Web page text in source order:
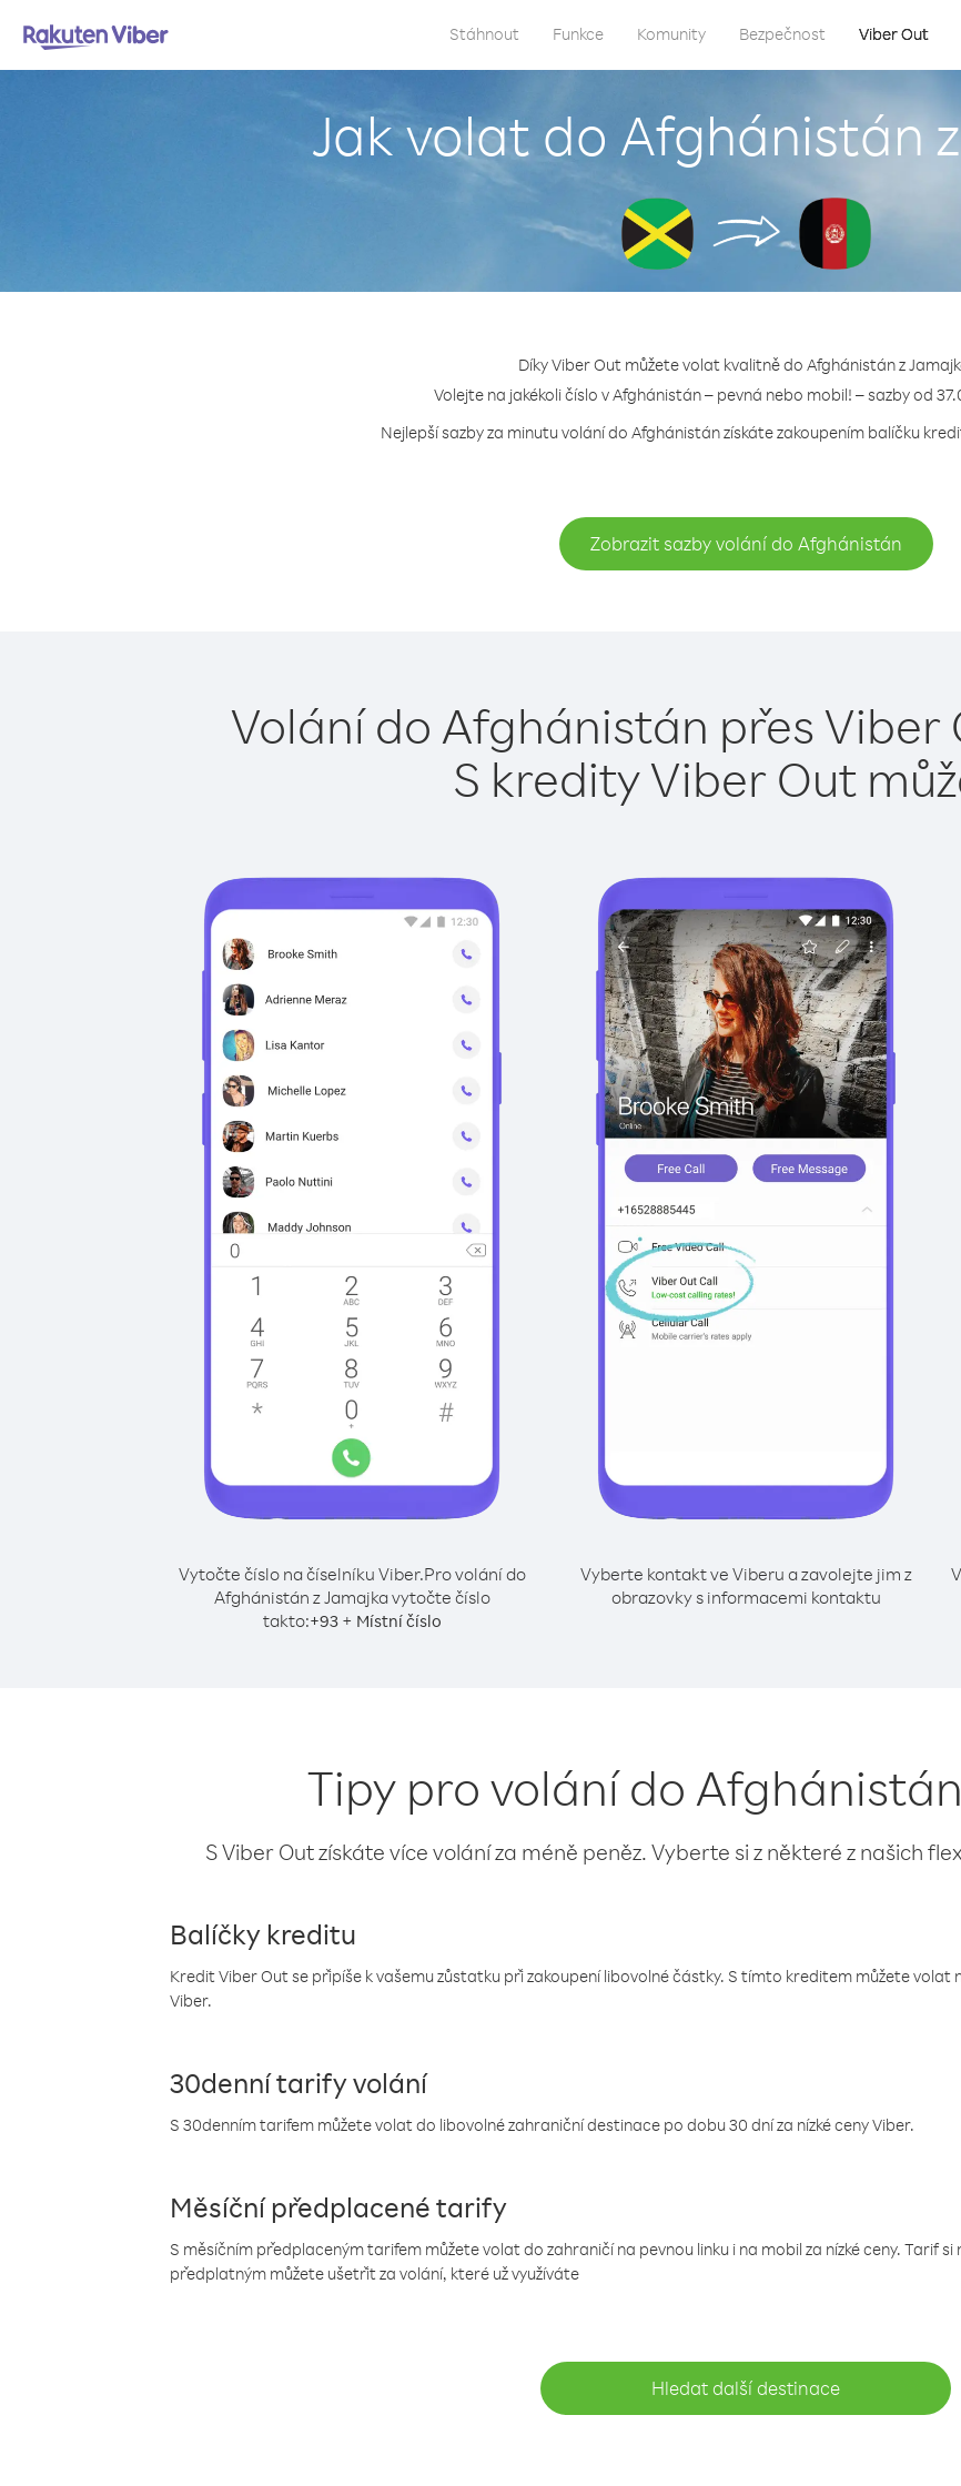
Stáhnout Funkce Komunity Bezpečnost Viber Out
Jak volat do Afghánistán
Díky Viber Out můžete volat kvalitně do Afghánistán z
Volejte na jakékoli číslo v Afghánistán – pevná nebo mobil! – sazby od
Nejlepší sazby za minutu volání do Afghánistán získáte zakoupením balíčku
Zobrazit sazby volání do Afghánistán
Volání do Afghánistán přes Viber
S kredity Viber Out
Vytočte číslo na číselníku Viber.Pro volání do
Afghánistán z Jamajka vytočte číslo
takto:+93+ Místní číslo
Vyberte kontakt ve Viberu a zavolejte jim z
obrazovky s informacemi kontaktu
Tipy pro volání do
S Viber Out získáte více volání za méně peněz. Vyberte si z některé z našich
Balíčky kreditu
Kredit Viber Out se připíše k vašemu zůstatku při zakoupení libovolné částky. S tímto kreditem můžete volat
Viber.
30denní tarify volání
S 30denním tarifem můžete volat do libovolné zahraniční destinace po dobu 30 dní za nízké ceny Viber.
Měsíční předplacené tarify
S měsíčním předplaceným tarifem můžete volat do zahraničí na pevnou linku i na mobil za nízké ceny. Tarif
předplatným můžete ušetřit za volání, které už využíváte
Hledat další destinace